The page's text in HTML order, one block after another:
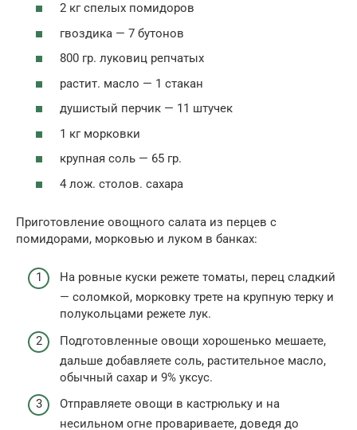
2 кг спелых помидоров
гвоздика — 7 бутонов
800 гр. луковиц репчатых
растит. масло — 1 стакан
душистый перчик — 11 штучек
1 кг морковки
крупная соль — 65 гр.
4 лож. столов. сахара
Приготовление овощного салата из перцев с
помидорами, морковью и луком в банках:
На ровные куски режете томаты, перец сладкий
— соломкой, морковку трете на крупную терку и
полукольцами режете лук.
Подготовленные овощи хорошенько мешаете,
дальше добавляете соль, растительное масло,
обычный сахар и 9% уксус.
Отправляете овощи в кастрюльку и на
несильном огне провариваете, доведя до